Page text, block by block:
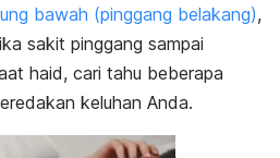
bawah (pinggang belakang),
sakit pinggang sampai
haid, cari tahu beberapa
keluhan Anda.